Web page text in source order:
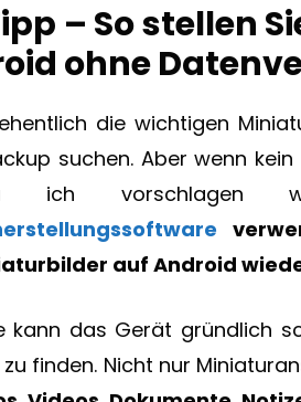
– So stellen
ohne
die wichtigen
suchen. Aber wenn
ich
auf Android
kann das Gerät gründlich
finden. Nicht nur